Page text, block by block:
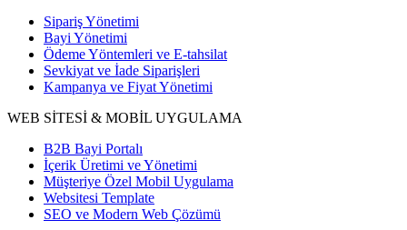
Sipariş Yönetimi
Bayi Yönetimi
Ödeme Yöntemleri ve E-tahsilat
Sevkiyat ve İade Siparişleri
Kampanya ve Fiyat Yönetimi
WEB SİTESİ & MOBİL UYGULAMA
B2B Bayi Portalı
İçerik Üretimi ve Yönetimi
Müşteriye Özel Mobil Uygulama
Websitesi Template
SEO ve Modern Web Çözümü